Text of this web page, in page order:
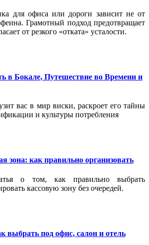
для офиса или дороги зависит не от
Грамотный подход предотвращает
от резкого «отката» усталости.
в Бокале, Путешествие во Времени и
вас в мир виски, раскроет его тайны
и культуры потребления
зона: как правильно организовать
о том, как правильно выбрать
кассовую зону без очередей.
выбрать под офис, салон и отель